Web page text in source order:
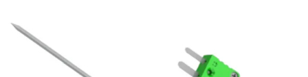
Frekvensomformere